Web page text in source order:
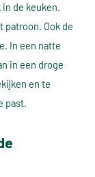
de keuken.
patroon. Ook de
In een natte
in een droge
en te
past.